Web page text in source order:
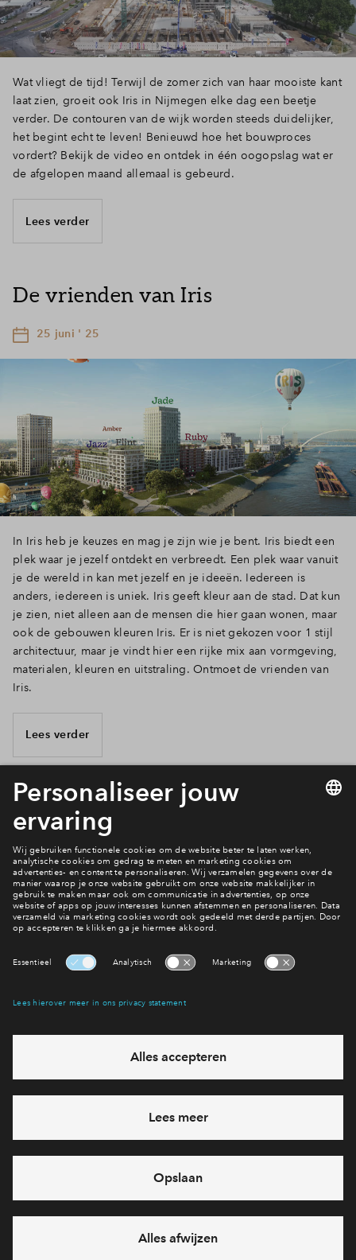
Wat vliegt de tijd! Terwijl de zomer zich van haar mooiste kant
laat zien, groeit ook Iris in Nijmegen elke dag een beetje
verder. De contouren van de wijk worden steeds duidelijker,
het begint echt te leven! Benieuwd hoe het bouwproces
vordert? Bekijk de video en ontdek in één oogopslag wat er
de afgelopen maand allemaal is gebeurd.
Lees verder
De vrienden van Iris
25 juni ' 25
In Iris heb je keuzes en mag je zijn wie je bent. Iris biedt een
plek waar je jezelf ontdekt en verbreedt. Een plek waar vanuit
je de wereld in kan met jezelf en je ideeën. Iedereen is
anders, iedereen is uniek. Iris geeft kleur aan de stad. Dat kun
je zien, niet alleen aan de mensen die hier gaan wonen, maar
ook de gebouwen kleuren Iris. Er is niet gekozen voor 1 stijl
architectuur, maar je vindt hier een rijke mix aan vormgeving,
materialen, kleuren en uitstraling. Ontmoet de vrienden van
Iris.
Lees verder
Welke wijk past bij jou?
Wijken
Interesse? Meld je dan snel aan
Hiermee blijf je op de hoogte van het belangrijkste nieuws en
Ja, ik wil mij aanmelden
Heb je een vraag en wil je direct antwoord? Bel ons op
712 27 21
6 dagen per week beschikbaar (behalve tijdens
bereikbaar